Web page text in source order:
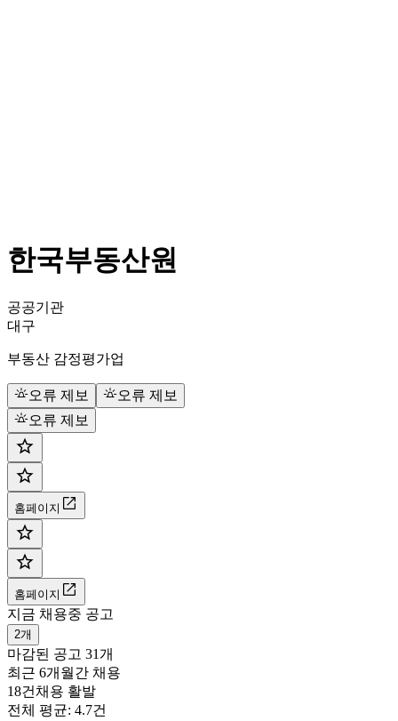
한국부동산원
공공기관
대구
부동산 감정평가업
오류 제보
오류 제보
오류 제보
홈페이지
홈페이지
지금 채용중 공고
2개
마감된 공고 31개
최근 6개월간 채용
18건 채용 활발
전체 평균: 4.7건